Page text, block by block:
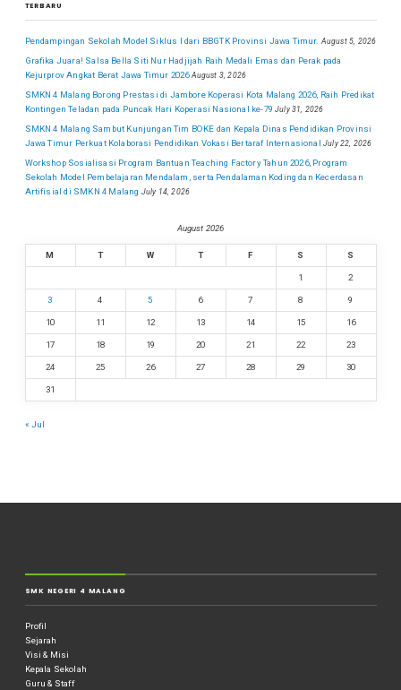
TERBARU
Pendampingan Sekolah Model Siklus I dari BBGTK Provinsi Jawa Timur. August 5, 2026
Grafika Juara! Salsa Bella Siti Nur Hadjijah Raih Medali Emas dan Perak pada
Kejurprov Angkat Berat Jawa Timur 2026 August 3, 2026
SMKN 4 Malang Borong Prestasi di Jambore Koperasi Kota Malang 2026, Raih Predikat
Kontingen Teladan pada Puncak Hari Koperasi Nasional ke-79 July 31, 2026
SMKN 4 Malang Sambut Kunjungan Tim BOKE dan Kepala Dinas Pendidikan Provinsi
Jawa Timur Perkuat Kolaborasi Pendidikan Vokasi Bertaraf Internasional July 22, 2026
Workshop Sosialisasi Program Bantuan Teaching Factory Tahun 2026, Program
Sekolah Model Pembelajaran Mendalam, serta Pendalaman Koding dan Kecerdasan
Artifisial di SMKN 4 Malang July 14, 2026
August 2026
M T W T F S S
1 2
3 4 5 6 7 8 9
10 11 12 13 14 15 16
17 18 19 20 21 22 23
24 25 26 27 28 29 30
31
« Jul
SMK NEGERI 4 MALANG
Profil
Sejarah
Visi & Misi
Kepala Sekolah
Guru & Staff